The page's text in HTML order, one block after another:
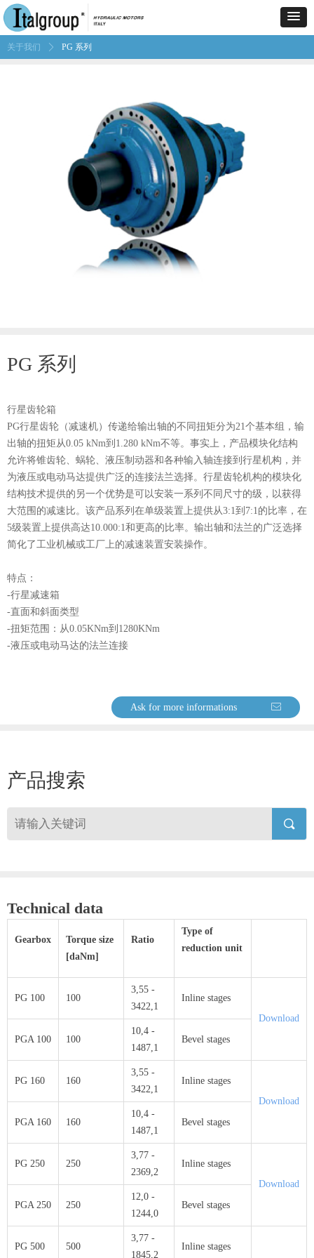
关于我们 ꄲ PG 系列
PG 系列
行星齿轮箱
PG行星齿轮（减速机）传递给输出轴的不同扭矩分为21个基本组，输
出轴的扭矩从0.05 kNm到1.280 kNm不等。事实上，产品模块化结构
允许将锥齿轮、蜗轮、液压制动器和各种输入轴连接到行星机构，并
为液压或电动马达提供广泛的连接法兰选择。行星齿轮机构的模块化
结构技术提供的另一个优势是可以安装一系列不同尺寸的级，以获得
大范围的减速比。该产品系列在单级装置上提供从3:1到7:1的比率，在
5级装置上提供高达10.000:1和更高的比率。输出轴和法兰的广泛选择
简化了工业机械或工厂上的减速装置安装操作。
特点：
-行星减速箱
-直面和斜面类型
-扭矩范围：从0.05KNm到1280KNm
-液压或电动马达的法兰连接
Ask for more informations ꂘ
Technical data
Gearbox
Torque size
[daNm]
Ratio
Type of
reduction unit
PG 100 100
3,55 -
3422,1
Inline stages
Download
PGA 100
100
10,4 -
1487,1
Bevel stages
PG 160 160
3,55 -
3422,1
Inline stages
Download
PGA 160
160
10,4 -
1487,1
Bevel stages
PG 250 250
3,77 -
2369,2
Inline stages
Download
PGA 250
250
12,0 -
1244,0
Bevel stages
PG 500 500
3,77 -
1845,2
Inline stages
产品搜索
끠